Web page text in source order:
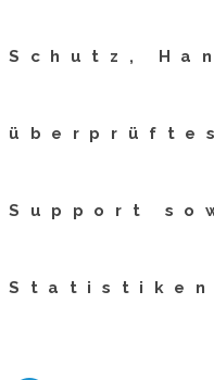
Schutz,
Support